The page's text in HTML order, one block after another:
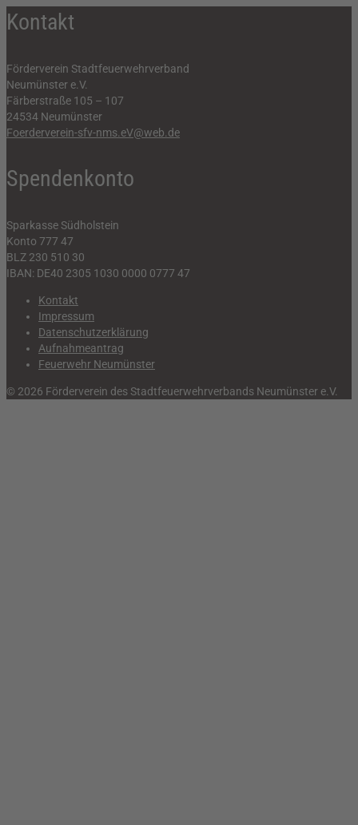
Kontakt
Förderverein Stadtfeuerwehrverband
Neumünster e.V.
Färberstraße 105 – 107
24534 Neumünster
Foerderverein-sfv-nms.eV@web.de
Spendenkonto
Sparkasse Südholstein
Konto 777 47
BLZ 230 510 30
IBAN: DE40 2305 1030 0000 0777 47
Kontakt
Impressum
Datenschutzerklärung
Aufnahmeantrag
Feuerwehr Neumünster
© 2026 Förderverein des Stadtfeuerwehrverbands Neumünster e.V.